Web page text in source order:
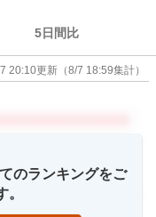
5日間比
20:10更新 （8/7 18:59集計）
のランキングをご
。